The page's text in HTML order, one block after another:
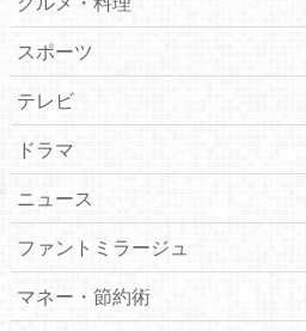
スポーツ
テレビ
ドラマ
ニュース
ファントミラージュ
マネー・節約術